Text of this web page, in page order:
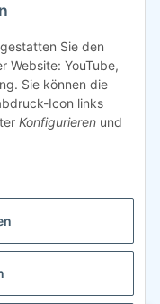
LIST & SELL GmbH
Sie den
Website: YouTube,
Sie können die
Icon links
Konfigurieren und